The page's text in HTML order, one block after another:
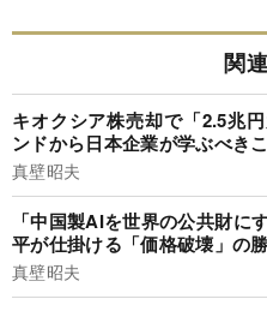
関
キオクシア株売却で「2.5兆
ンドから日本企業が学ぶべき
真壁昭夫
「中国製AIを世界の公共財に
平が仕掛ける「価格破壊」の
真壁昭夫